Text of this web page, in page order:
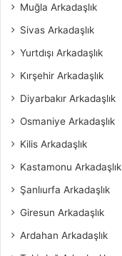
Muğla Arkadaşlık
Sivas Arkadaşlık
Yurtdışı Arkadaşlık
Kırşehir Arkadaşlık
Diyarbakır Arkadaşlık
Osmaniye Arkadaşlık
Kilis Arkadaşlık
Kastamonu Arkadaşlık
Şanlıurfa Arkadaşlık
Giresun Arkadaşlık
Ardahan Arkadaşlık